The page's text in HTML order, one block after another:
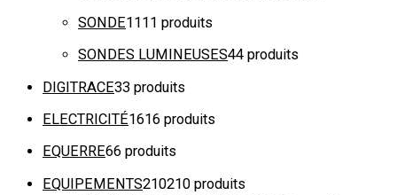
SONDE11 11 produits
SONDES LUMINEUSES44 produits
DIGITRACE33 produits
ELECTRICITÉ1616 produits
EQUERRE66 produits
EQUIPEMENTS210210 produits